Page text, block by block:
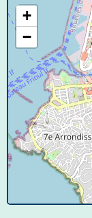
+
−